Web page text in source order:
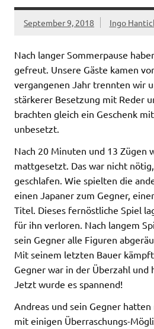
September 9, 2018 Ingo
Nach langer Sommerpause
gefreut. Unsere Gäste kamen
vergangenen Jahr trennten wir
stärkerer Besetzung mit Reder
brachten gleich ein Geschenk
unbesetzt.
Nach 20 Minuten und 13 Zügen
mattgesetzt. Das war nicht
geschlafen. Wie spielten die
einen Japaner zum Gegner,
Titel. Dieses fernöstliche Spiel
für ihn verloren. Nach langem
sein Gegner alle Figuren
Mit seinem letzten Bauer
Gegner war in der Überzahl und
Jetzt wurde es spannend!
Andreas und sein Gegner
mit einigen Überraschungs-